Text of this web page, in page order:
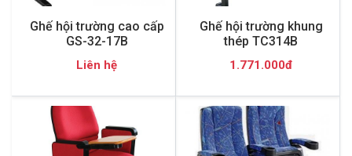
Ghế hội trường cao cấp
GS-32-17B
Liên hệ
Ghế hội trường khung
thép TC314B
1.771.000đ